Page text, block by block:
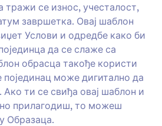
се износ, учесталост,
завршетка. Овај шаблон
Услови и одредбе како би
да се слаже са
обрасца такође користи
појединац може дигитално да
ти се свиђа овај шаблон и
прилагодиш, то можеш
Образаца.
Google Sheets или Dropbox,
да синхронизујеш пријаве
помоћу наших 100+
начин на који добија
ћеш их прикупити помоћу
обрасца.
Налог